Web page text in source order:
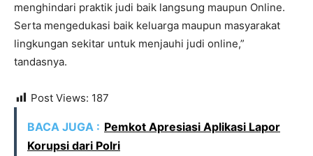
menghindari praktik judi baik langsung maupun Online.
Serta mengedukasi baik keluarga maupun masyarakat
lingkungan sekitar untuk menjauhi judi online,”
tandasnya.
Post Views: 187
BACA JUGA : Pemkot Apresiasi Aplikasi Lapor
Korupsi dari Polri